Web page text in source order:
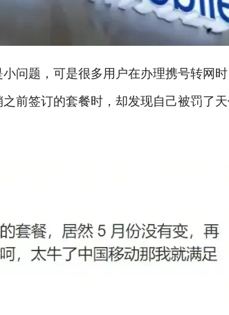
问题，可是很多用户在办理携号转网
前签订的套餐时，却发现自己被罚了